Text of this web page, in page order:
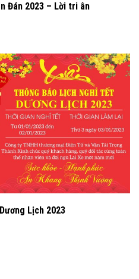
Đán 2023 – Lời tri ân
Lịch 2023